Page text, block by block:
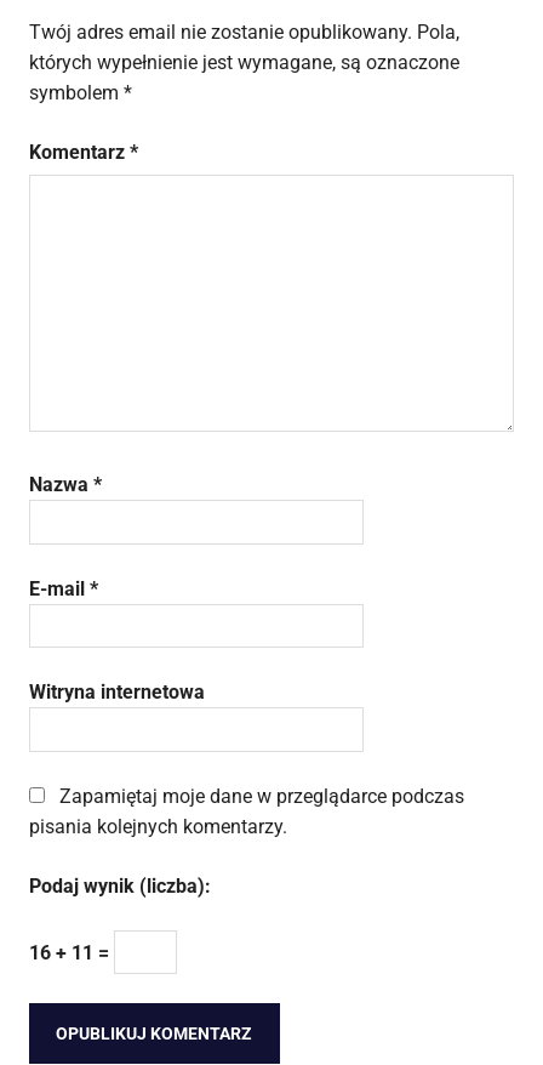
Twój adres email nie zostanie opublikowany. Pola,
których wypełnienie jest wymagane, są oznaczone
symbolem *
Komentarz *
Nazwa *
E-mail *
Witryna internetowa
Zapamiętaj moje dane w przeglądarce podczas
pisania kolejnych komentarzy.
Podaj wynik (liczba):
16 + 11 =